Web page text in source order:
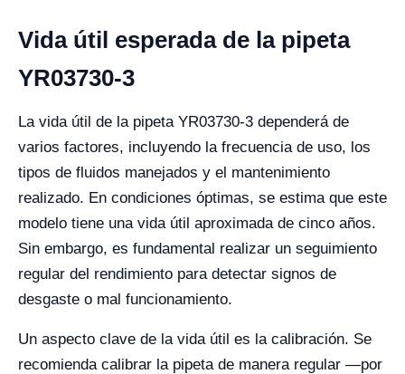
Vida útil esperada de la pipeta
YR03730-3
La vida útil de la pipeta YR03730-3 dependerá de
varios factores, incluyendo la frecuencia de uso, los
tipos de fluidos manejados y el mantenimiento
realizado. En condiciones óptimas, se estima que este
modelo tiene una vida útil aproximada de cinco años.
Sin embargo, es fundamental realizar un seguimiento
regular del rendimiento para detectar signos de
desgaste o mal funcionamiento.
Un aspecto clave de la vida útil es la calibración. Se
recomienda calibrar la pipeta de manera regular —por